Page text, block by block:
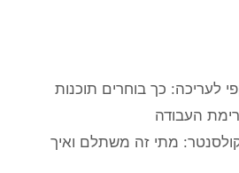
לעריכה: כך בוחרים תוכנות
העבודה
מתי זה משתלם ואיך